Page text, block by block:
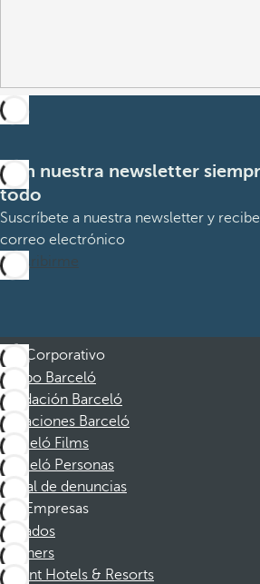
Con nuestra newsletter
todo
Suscríbete a nuestra newsletter y
correo electrónico
Suscribirme
Corporativo
Grupo Barceló
Fundación Barceló
Vacaciones Barceló
Barceló Films
Barceló Personas
Canal de denuncias
Empresas
Afiliados
Partners
Dorint Hotels & Resorts